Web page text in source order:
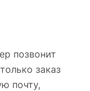
позвонит
заказ
почту,